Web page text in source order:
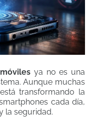
ya no es una
Aunque muchas
transformando la
cada día,
la seguridad.